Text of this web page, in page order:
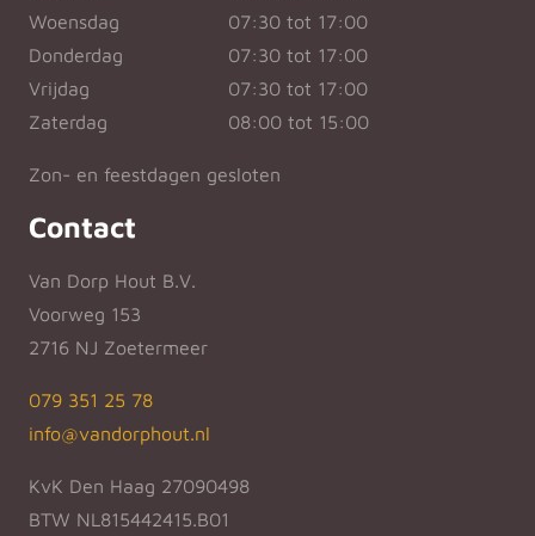
Woensdag
07:30 tot 17:00
Donderdag
07:30 tot 17:00
Vrijdag
07:30 tot 17:00
Zaterdag
08:00 tot 15:00
Zon- en feestdagen gesloten
Contact
Van Dorp Hout B.V.
Voorweg 153
2716 NJ Zoetermeer
079 351 25 78
info@vandorphout.nl
KvK Den Haag 27090498
BTW NL815442415.B01